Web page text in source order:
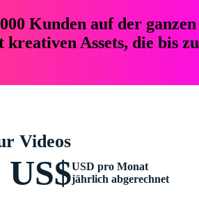
Kunden auf der ganzen
Assets, die bis zu
Videos
US$USD pro Monat
jährlich abgerechnet